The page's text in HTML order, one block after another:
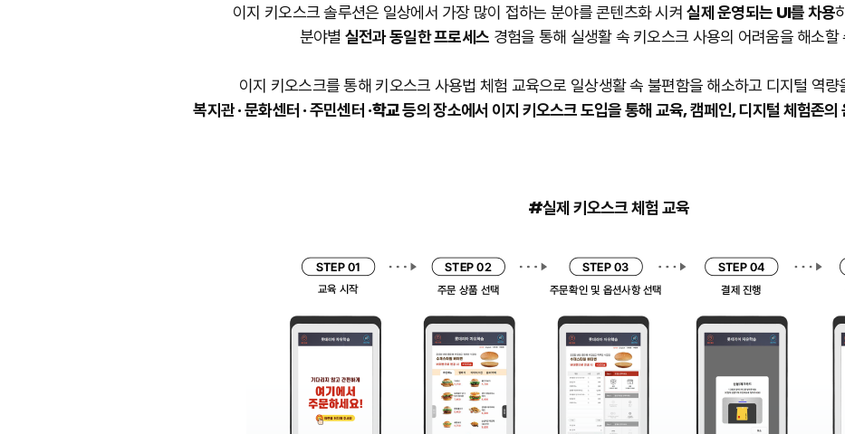
이지 키오스크 솔루션은 일상에서 가장 많이 접하는 분야를 콘텐츠화 시켜실제 운영되는 UI를 차용
분야별 실전과 동일한 프로세스 경험을 통해 실생활 속 키오스크 사용의 어려움을 해소할
이지 키오스크를 통해 키오스크 사용법 체험 교육으로 일상생활 속 불편함을 해소하고 디지털 역
복지관 · 문화센터 · 주민센터 ·학교등의 장소에서 이지 키오스크 도입을 통해 교육, 캠페인, 디지털 체험존의
#실제 키오스크 체험 교육